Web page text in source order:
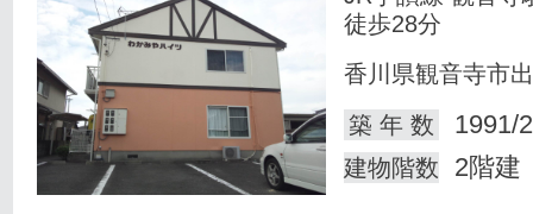
徒歩28分
香川県観音寺市
築 年 数
1991/
建物階数 2階建